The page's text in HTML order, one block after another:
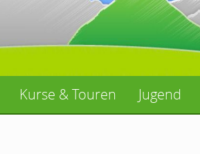
Kurse & Touren Jugend